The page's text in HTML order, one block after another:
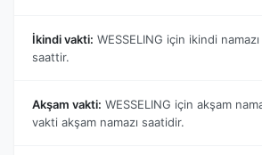
İkindi vakti: WESSELING için ikindi
saattir.
Akşam vakti: WESSELING için akşam
vakti akşam namazı saatidir.